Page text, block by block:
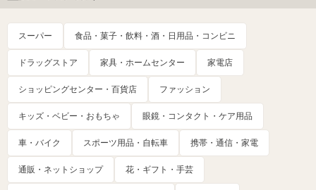
スーパー 食品・菓子・飲料・酒・日用品・コンビニ
ドラッグストア 家具・ホームセンター 家電店
ショッピングセンター・百貨店 ファッション
キッズ・ベビー・おもちゃ 眼鏡・コンタクト・ケア用品
車・バイク スポーツ用品・自転車 携帯・通信・家電
通販・ネットショップ 花・ギフト・手芸